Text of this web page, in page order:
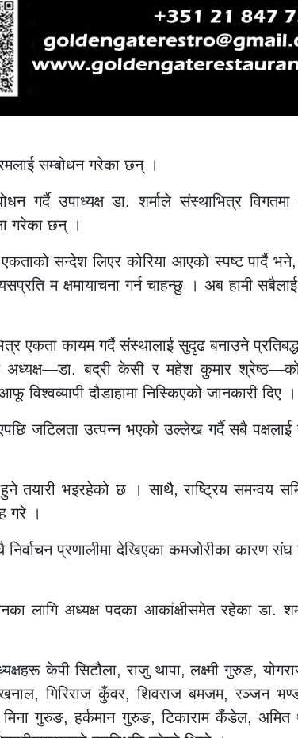
सम्बोधन गरेका छन् ।
गर्दै उपाध्यक्ष डा. शर्माले संस्थाभित्र विगतमा
गरेका छन् ।
सन्देश लिएर कोरिया आएको स्पष्ट पार्दै भने,
म क्षमायाचना गर्न चाहन्छु । अब हामी
एकता कायम गर्दै संस्थालाई सुदृढ बनाउने
बद्री केसी र महेश कुमार
विश्वव्यापी दौडाहामा निस्किएको जानकारी दिए ।
जटिलता उत्पन्न भएको उल्लेख गर्दै सबै
तयारी भइरहेको छ । साथै, राष्ट्रिय समन्वय
गरे ।
प्रणालीमा देखिएका कमजोरीका कारण संघ
लागि अध्यक्ष पदका आकांक्षीसमेत रहेका डा.
केपी सिटौला, राजु थापा, लक्ष्मी गुरुङ,
गिरिराज कुँवर, शिवराज बमजम, रञ्जन
गुरुङ, हर्कमान गुरुङ, टिकाराम कँडेल, अमित